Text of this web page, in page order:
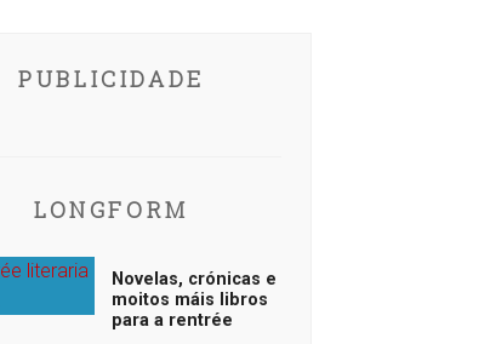
PUBLICIDADE
LONGFORM
Novelas, crónicas e
moitos máis libros
para a rentrée